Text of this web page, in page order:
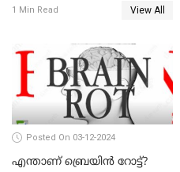
1 Min Read View All
Posted On 03-12-2024
എന്താണ് ബ്രെയിന്‍ റോട്ട്‌?